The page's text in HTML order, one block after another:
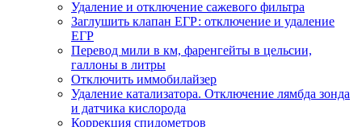
Удаление и отключение сажевого фильтра
Заглушить клапан ЕГР: отключение и удаление
ЕГР
Перевод мили в км, фаренгейты в цельсии,
галлоны в литры
Отключить иммобилайзер
Удаление катализатора. Отключение лямбда зонда
и датчика кислорода
Коррекция спидометров